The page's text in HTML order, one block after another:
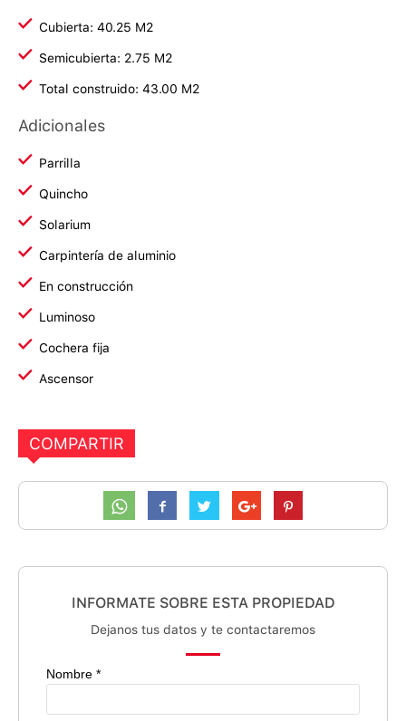
Cubierta: 40.25 M2
Semicubierta: 2.75 M2
Total construido: 43.00 M2
Adicionales
Parrilla
Quincho
Solarium
Carpintería de aluminio
En construcción
Luminoso
Cochera fija
Ascensor
COMPARTIR
INFORMATE SOBRE ESTA PROPIEDAD
Dejanos tus datos y te contactaremos
Nombre *